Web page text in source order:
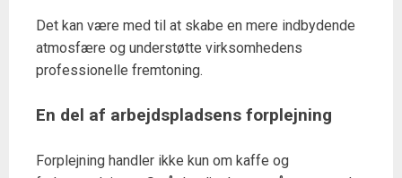
Det kan være med til at skabe en mere indbydende
atmosfære og understøtte virksomhedens
professionelle fremtoning.
En del af arbejdspladsens forplejning
Forplejning handler ikke kun om kaffe og